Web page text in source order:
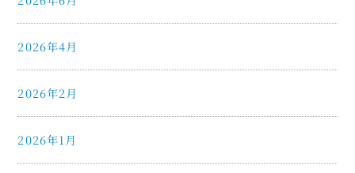
2026年4月
2026年2月
2026年1月